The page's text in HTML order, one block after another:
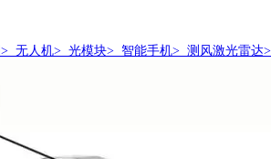
> 无人机> 光模块> 智能手机> 测风激光雷达